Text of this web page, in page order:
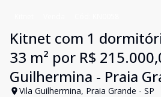
Kitnet com 1
33 m² por R$
Guilhermina - Praia
Vila Guilhermina, Praia Grande - SP